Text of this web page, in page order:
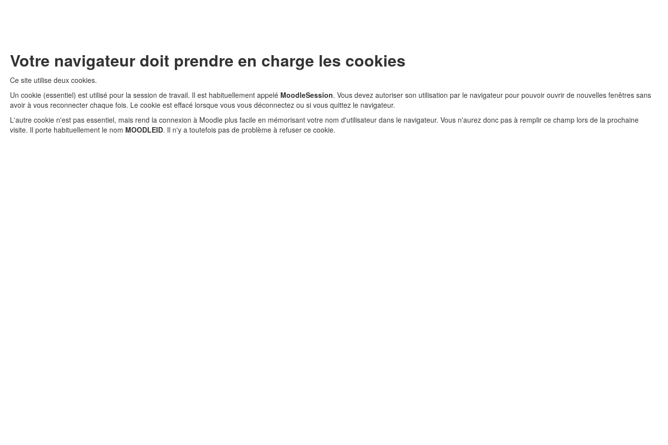
Votre navigateur doit prendre en charge les cookies
Ce site utilise deux cookies.
Un cookie (essentiel) est utilisé pour la session de travail. Il est habituellement appelé MoodleSession. Vous devez autoriser son utilisation par le navigateur pour pouvoir ouvrir de nouvelles fenêtres sans
avoir à vous reconnecter chaque fois. Le cookie est effacé lorsque vous vous déconnectez ou si vous quittez le navigateur.
L'autre cookie n'est pas essentiel, mais rend la connexion à Moodle plus facile en mémorisant votre nom d'utilisateur dans le navigateur. Vous n'aurez donc pas à remplir ce champ lors de la prochaine
visite. Il porte habituellement le nom MOODLEID. Il n'y a toutefois pas de problème à refuser ce cookie.